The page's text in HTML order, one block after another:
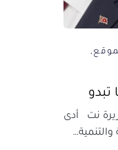
تبدو
نت أدى